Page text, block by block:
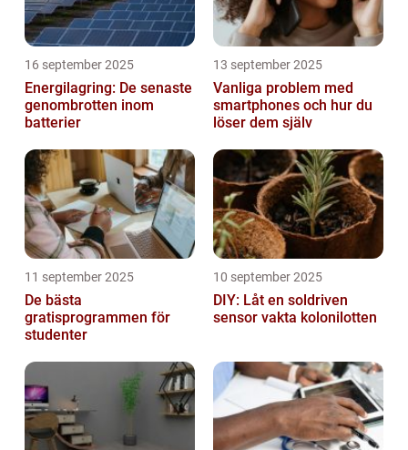
16 september 2025
Energilagring: De senaste
genombrotten inom
batterier
13 september 2025
Vanliga problem med
smartphones och hur du
löser dem själv
11 september 2025
De bästa
gratisprogrammen för
studenter
10 september 2025
DIY: Låt en soldriven
sensor vakta kolonilotten